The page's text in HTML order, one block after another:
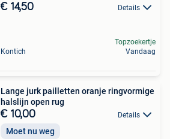
€ 14,50 Details
Kontich
Topzoekertje
Vandaag
Lange jurk pailletten oranje ringvormige
halslijn open rug
€ 10,00 Details
Moet nu weg